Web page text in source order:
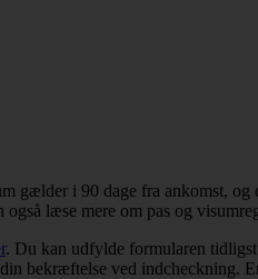
gælder i 90 dage fra ankomst, og
også læse mere om pas og
. Du kan udfylde formularen
bekræftelse ved